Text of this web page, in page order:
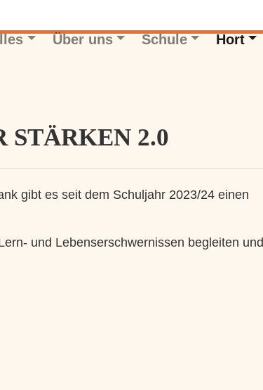
Über uns Schule Hort
STÄRKEN 2.0
gibt es seit dem Schuljahr 2023/24 einen
und Lebenserschwernissen begleiten und